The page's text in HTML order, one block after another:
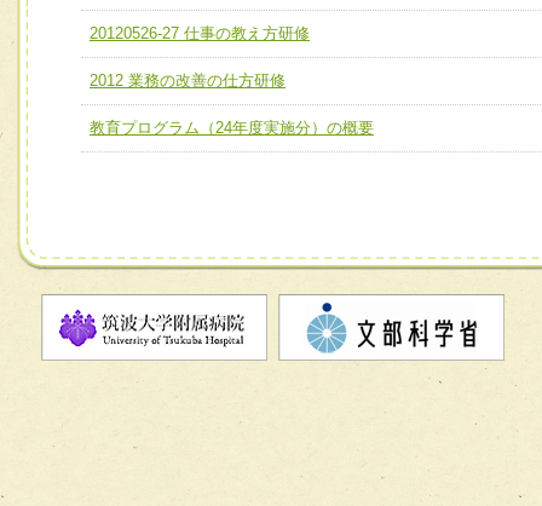
全人的医療を実践する医療人として、必要な基礎能力を身
ける
ユニット２ チーム医療構成力
ユニット３ 多職種連携力
チーム01【病院内横断的問題解決チーム】
チーム02【地域医療連携推進による高度医療を必要とする
宅患者等支援チーム】
チーム03【癌患者服薬サポートチーム】
チーム06【外来化学療法チーム】
チーム07【病院職員に対する院内感染対策教育チーム】
チーム08【地域関係機関と連携した小児リハビリテーショ
チーム】
チーム09【術前から始める周術期リハビリテーションチー
ム】
チーム10【包括的リハビリテーションコンサルテーション
20120526-27 仕事の教え方研修
2012 業務の改善の仕方研修
教育プログラム（24年度実施分）の概要